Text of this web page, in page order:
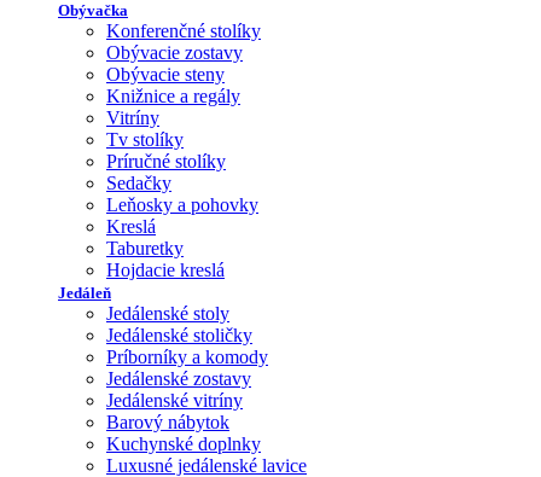
Obývačka
Konferenčné stolíky
Obývacie zostavy
Obývacie steny
Knižnice a regály
Vitríny
Tv stolíky
Príručné stolíky
Sedačky
Leňosky a pohovky
Kreslá
Taburetky
Hojdacie kreslá
Jedáleň
Jedálenské stoly
Jedálenské stoličky
Príborníky a komody
Jedálenské zostavy
Jedálenské vitríny
Barový nábytok
Kuchynské doplnky
Luxusné jedálenské lavice